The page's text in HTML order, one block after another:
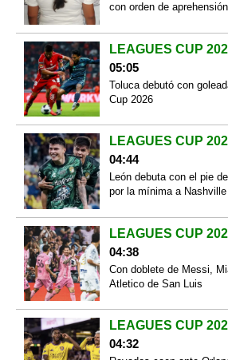
con orden de
LEAGUES CUP
05:05
Toluca debutó con
Cup 2026
LEAGUES CUP
04:44
León debuta con el pie
por la mínima a Nashville
LEAGUES CUP
04:38
Con doblete de Messi,
Atletico de San Luis
LEAGUES CUP
04:32